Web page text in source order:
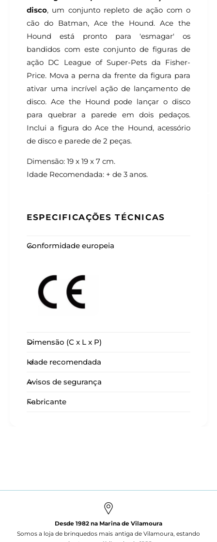
disco, um conjunto repleto de ação com o
cão do Batman, Ace the Hound. Ace the
Hound está pronto para 'esmagar' os
bandidos com este conjunto de figuras de
ação DC League of Super-Pets da Fisher-
Price. Mova a perna da frente da figura para
ativar uma incrível ação de lançamento de
disco. Ace the Hound pode lançar o disco
para quebrar a parede em dois pedaços.
Inclui a figura do Ace the Hound, acessório
de disco e parede de 2 peças.
Dimensão: 19 x 19 x 7 cm.
Idade Recomendada: + de 3 anos.
ESPECIFICAÇÕES TÉCNICAS
Conformidade europeia
Dimensão (C x L x P)
Idade recomendada
Avisos de segurança
Fabricante
Desde 1982 na Marina de Vilamoura
Somos a loja de brinquedos mais antiga de Vilamoura, estando